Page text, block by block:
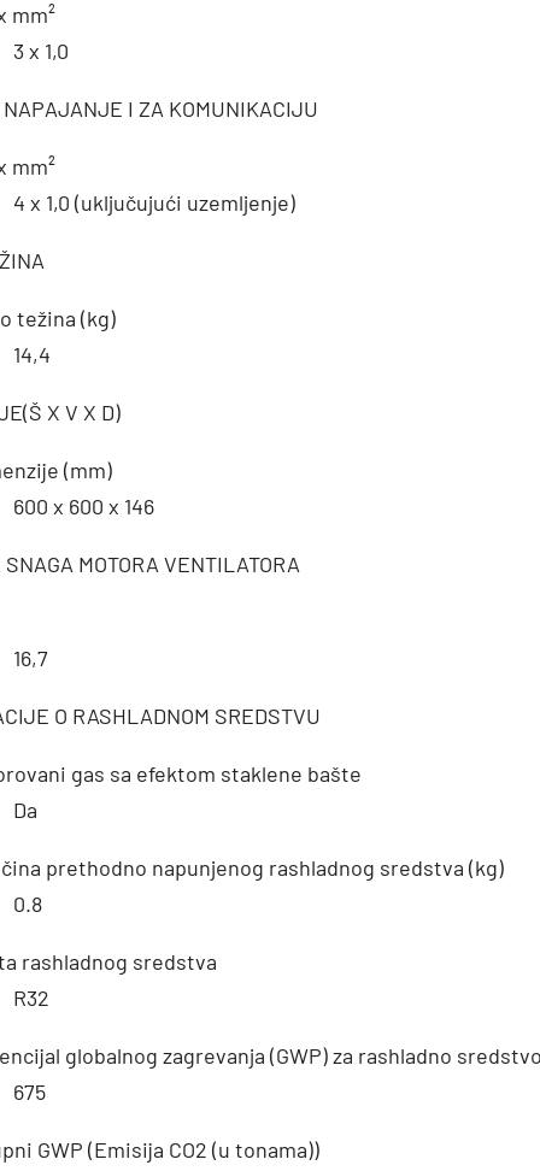
mm²
3 x 1,0
I ZA KOMUNIKACIJU
mm²
4 x 1,0 (uključujući uzemljenje)
težina (kg)
14,4
X V X D)
(mm)
600 x 600 x 146
MOTORA VENTILATORA
16,7
O RASHLADNOM SREDSTVU
gas sa efektom staklene bašte
Da
prethodno napunjenog rashladnog sredstva (kg)
0.8
rashladnog sredstva
R32
globalnog zagrevanja (GWP) za rashladno
675
GWP (Emisija CO2 (u tonama))